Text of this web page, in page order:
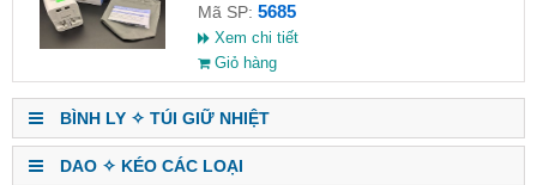
Mã SP: 5685
Xem chi tiết
Giỏ hàng
BÌNH LY ✧ TÚI GIỮ NHIỆT
DAO ✧ KÉO CÁC LOẠI